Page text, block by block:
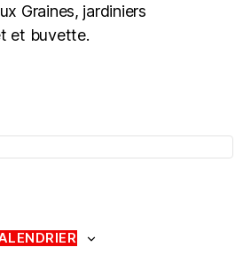
Graines, jardiniers
et buvette.